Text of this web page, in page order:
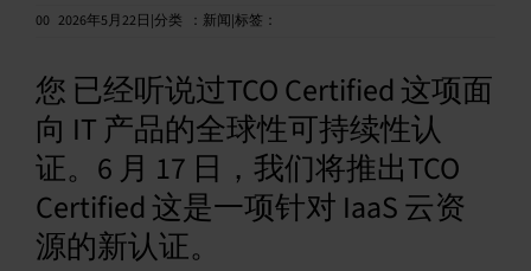
00 2026年5月22日|分类 ： 新闻|标签：
您 已经听说过TCO Certified 这项面
向 IT 产品的全球性可持续性认
证。6 月 17 日，我们将推出TCO
Certified 这是一项针对 IaaS 云资
源的新认证。